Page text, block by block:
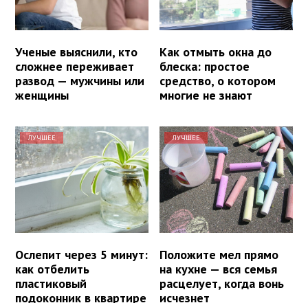
Ученые выяснили, кто
сложнее переживает
развод — мужчины или
женщины
Как отмыть окна до
блеска: простое
средство, о котором
многие не знают
ЛУЧШЕЕ
Ослепит через 5 минут:
как отбелить
пластиковый
подоконник в квартире
ЛУЧШЕЕ
Положите мел прямо
на кухне — вся семья
расцелует, когда вонь
исчезнет